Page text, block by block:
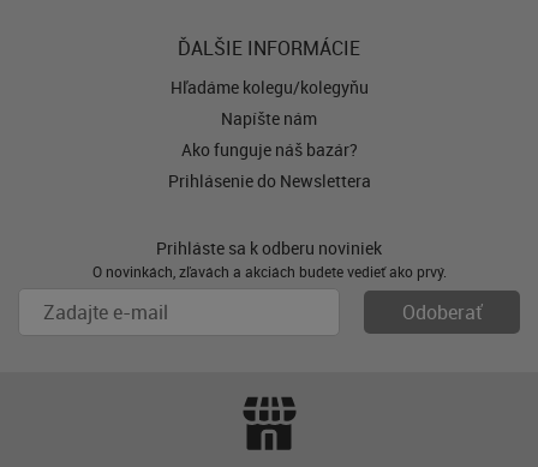
ĎALŠIE INFORMÁCIE
Hľadáme kolegu/kolegyňu
Napíšte nám
Ako funguje náš bazár?
Prihlásenie do Newslettera
Prihláste sa k odberu noviniek
O novinkách, zľavách a akciách budete vedieť ako prvý.